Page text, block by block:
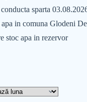
sparta
in comuna Glodeni
stoc apa in rezervor